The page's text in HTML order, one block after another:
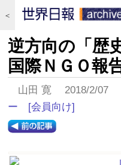
＜
逆方向の「歴
国際ＮＧＯ報
山田 寛 2018/2/07
ー
[会員向け]